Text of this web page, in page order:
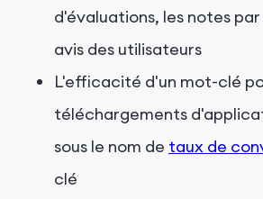
d'évaluations, les notes
avis des utilisateurs
L'efficacité d'un mot-clé
téléchargements
sous le nom de taux de
clé